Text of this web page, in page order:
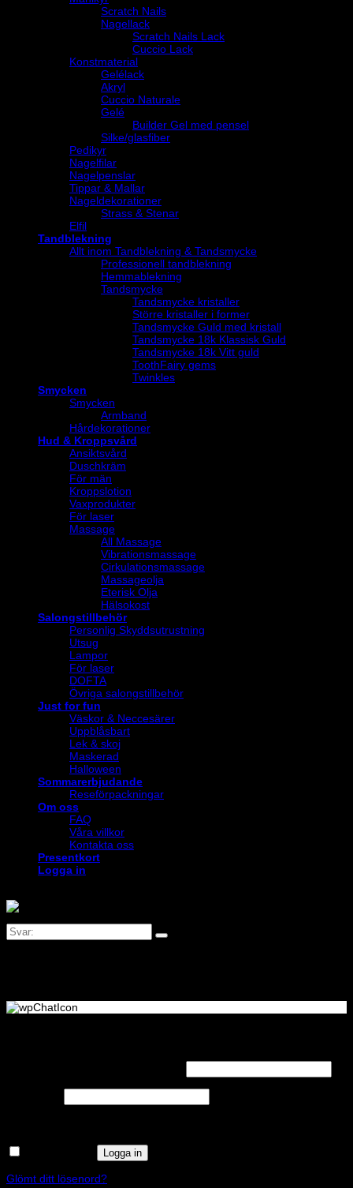
Scratch Nails
Nagellack
Scratch Nails Lack
Cuccio Lack
Konstmaterial
Gelélack
Akryl
Cuccio Naturale
Gelé
Builder Gel med pensel
Silke/glasfiber
Pedikyr
Nagelfilar
Nagelpenslar
Tippar & Mallar
Nageldekorationer
Strass & Stenar
Elfil
Tandblekning
Allt inom Tandblekning & Tandsmycke
Professionell tandblekning
Hemmablekning
Tandsmycke
Tandsmycke kristaller
Större kristaller i former
Tandsmycke Guld med kristall
Tandsmycke 18k Klassisk Guld
Tandsmycke 18k Vitt guld
ToothFairy gems
Twinkles
Smycken
Smycken
Armband
Hårdekorationer
Hud & Kroppsvård
Ansiktsvård
Duschkräm
För män
Kroppslotion
Vaxprodukter
För laser
Massage
All Massage
Vibrationsmassage
Cirkulationsmassage
Massageolja
Eterisk Olja
Hälsokost
Salongstillbehör
Personlig Skyddsutrustning
Utsug
Lampor
För laser
DOFTA
Övriga salongstillbehör
Just for fun
Väskor & Neccesärer
Uppblåsbart
Lek & skoj
Maskerad
Halloween
Sommarerbjudande
Reseförpackningar
Om oss
FAQ
Våra villkor
Kontakta oss
Presentkort
Logga in
Logga in
Glömt ditt lösenord?